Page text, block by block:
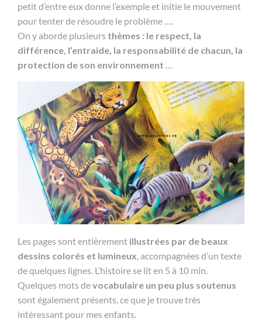
petit d’entre eux donne l’exemple et initie le mouvement
pour tenter de résoudre le problème ….
On y aborde plusieurs thèmes : le respect, la
différence, l’entraide, la responsabilité de chacun, la
protection de son environnement …
Les pages sont entièrement illustrées par de beaux
dessins colorés et lumineux , accompagnées d’un texte
de quelques lignes. L’histoire se lit en 5 à 10 min.
Quelques mots devocabulaire un peu plus soutenus
sont également présents, ce que je trouve très
intéressant pour mes enfants.